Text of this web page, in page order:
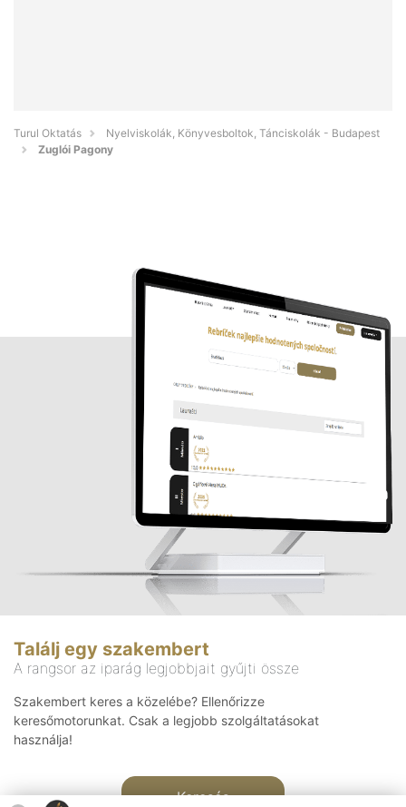
Turul Oktatás
Nyelviskolák, Könyvesboltok, Tánciskolák - Budapest
Zuglói Pagony
Találj egy szakembert
A rangsor az iparág legjobbjait gyűjti össze
Szakembert keres a közelébe? Ellenőrizze
keresőmotorunkat. Csak a legjobb szolgáltatásokat
használja!
Keresés